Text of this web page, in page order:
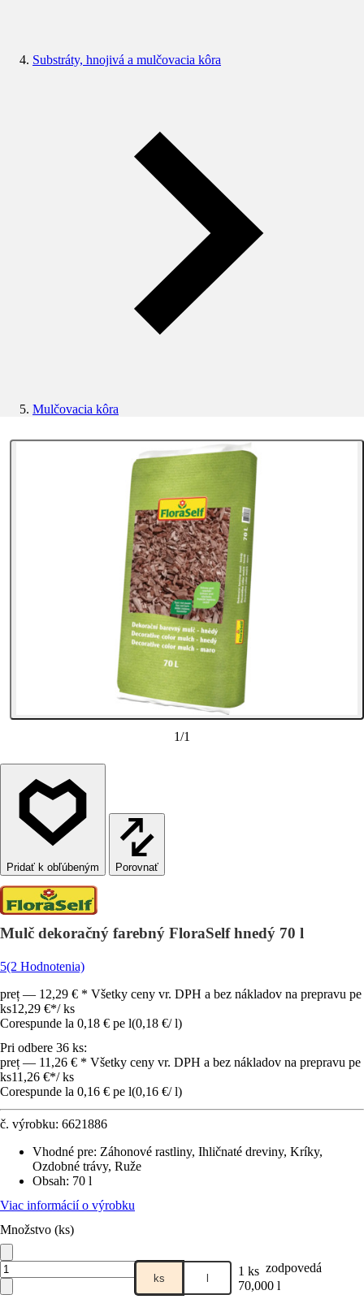
Substráty, hnojivá a mulčovacia kôra
Mulčovacia kôra
1/1
Porovnať
Mulč dekoračný farebný FloraSelf hnedý 70 l
5(2 Hodnotenia)
preț — 12,29 € * Všetky ceny vr. DPH a bez nákladov na prepravu pe
ks12,29 €*/ ks
Corespunde la 0,18 € pe l(0,18 €/ l)
Pri odbere 36 ks:
preț — 11,26 € * Všetky ceny vr. DPH a bez nákladov na prepravu pe
ks11,26 €*/ ks
Corespunde la 0,16 € pe l(0,16 €/ l)
č. výrobku: 6621886
Vhodné pre: Záhonové rastliny, Ihličnaté dreviny, Kríky,
Ozdobné trávy, Ruže
Obsah: 70 l
Viac informácií o výrobku
Množstvo (ks)
ks l 1 ks zodpovedá
70,000 l